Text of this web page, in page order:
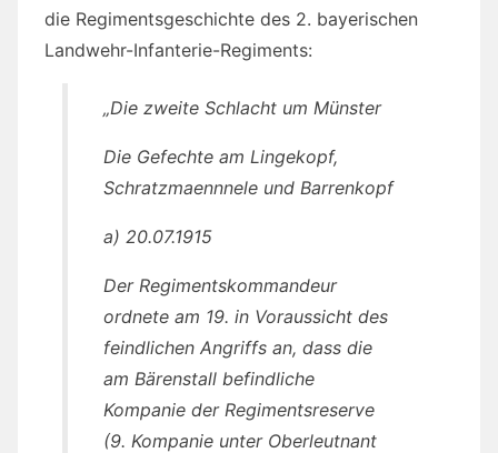
die Regimentsgeschichte des 2. bayerischen
Landwehr-Infanterie-Regiments:
„Die zweite Schlacht um Münster
Die Gefechte am Lingekopf,
Schratzmaennnele und Barrenkopf
a) 20.07.1915
Der Regimentskommandeur
ordnete am 19. in Voraussicht des
feindlichen Angriffs an, dass die
am Bärenstall befindliche
Kompanie der Regimentsreserve
(9. Kompanie unter Oberleutnant